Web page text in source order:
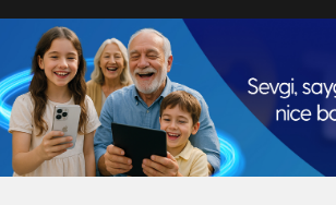
18:55 İNCE’NİN CHP’DE KALMASININ
11:57 IŞIL Eczanesi Görkemli Bir Törenle
21:40